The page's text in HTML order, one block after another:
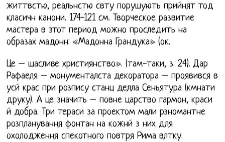
життвстю, реальнстю свту порушують прийнят тод
класичн канони. 174-121 см. Творческое развитие
мастера в этот период можно проследить на
образах мадонн: «Мадонна Грандука» (ок.
Це – щасливе християнство». (там-таки, з. 24). Дар
Рафаеля – монументалста декоратора – проявився в
усй крас при розпису станц делла Сеньятура (кмнати
друку). А це значить – повне царство гармон, краси
й добра. Три тераси за проектом мали рзномантне
розпланування фонтан на кожнй з них для
охолодження спекотного повтря Рима влтку.